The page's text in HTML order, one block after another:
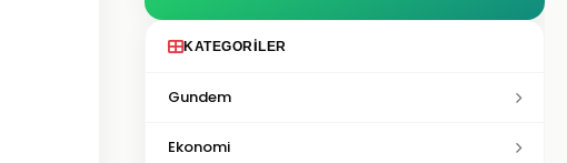
KATEGORILER
Gundem
Ekonomi